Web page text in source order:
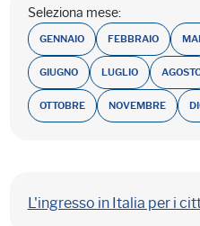
Seleziona mese:
GENNAIO FEBBRAIO
GIUGNO LUGLIO
OTTOBRE NOVEMBRE
L'ingresso in Italia per i